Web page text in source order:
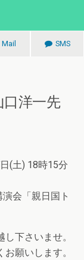
Mail SMS
口洋一先
(土) 18時15分
会「親日国ト
下さいませ。
お願いします。